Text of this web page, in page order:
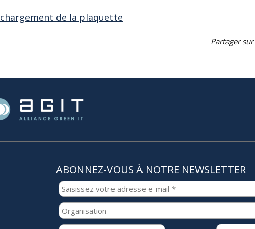
de la plaquette
Partager sur
ABONNEZ-VOUS À NOTRE NEWSLETTER